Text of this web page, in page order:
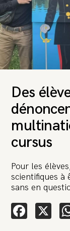
Des
cursus
Pour les
scientifiques à
sans en
X